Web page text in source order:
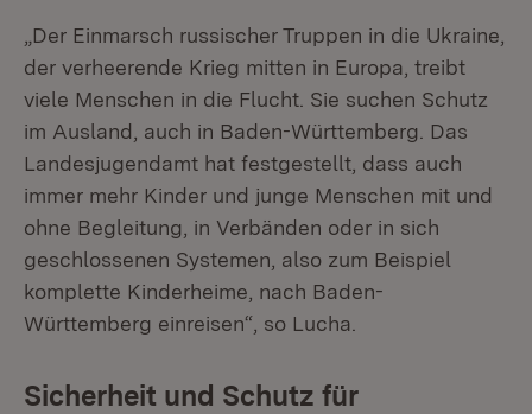
„Der Einmarsch russischer Truppen in die Ukraine,
der verheerende Krieg mitten in Europa, treibt
viele Menschen in die Flucht. Sie suchen Schutz
im Ausland, auch in Baden-Württemberg. Das
Landesjugendamt hat festgestellt, dass auch
immer mehr Kinder und junge Menschen mit und
ohne Begleitung, in Verbänden oder in sich
geschlossenen Systemen, also zum Beispiel
komplette Kinderheime, nach Baden-
Württemberg einreisen“, so Lucha.
Sicherheit und Schutz für